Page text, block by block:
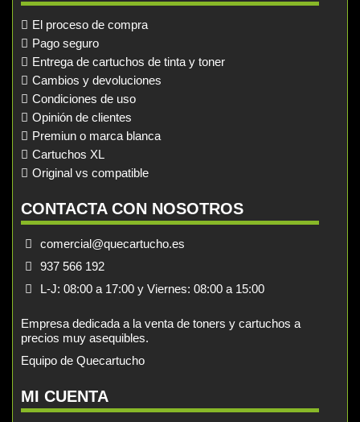
El proceso de compra
Pago seguro
Entrega de cartuchos de tinta y toner
Cambios y devoluciones
Condiciones de uso
Opinión de clientes
Premiun o marca blanca
Cartuchos XL
Original vs compatible
CONTACTA CON NOSOTROS
comercial@quecartucho.es
937 566 192
L-J: 08:00 a 17:00 y Viernes: 08:00 a 15:00
Empresa dedicada a la venta de toners y cartuchos a
precios muy asequibles.
Equipo de Quecartucho
MI CUENTA